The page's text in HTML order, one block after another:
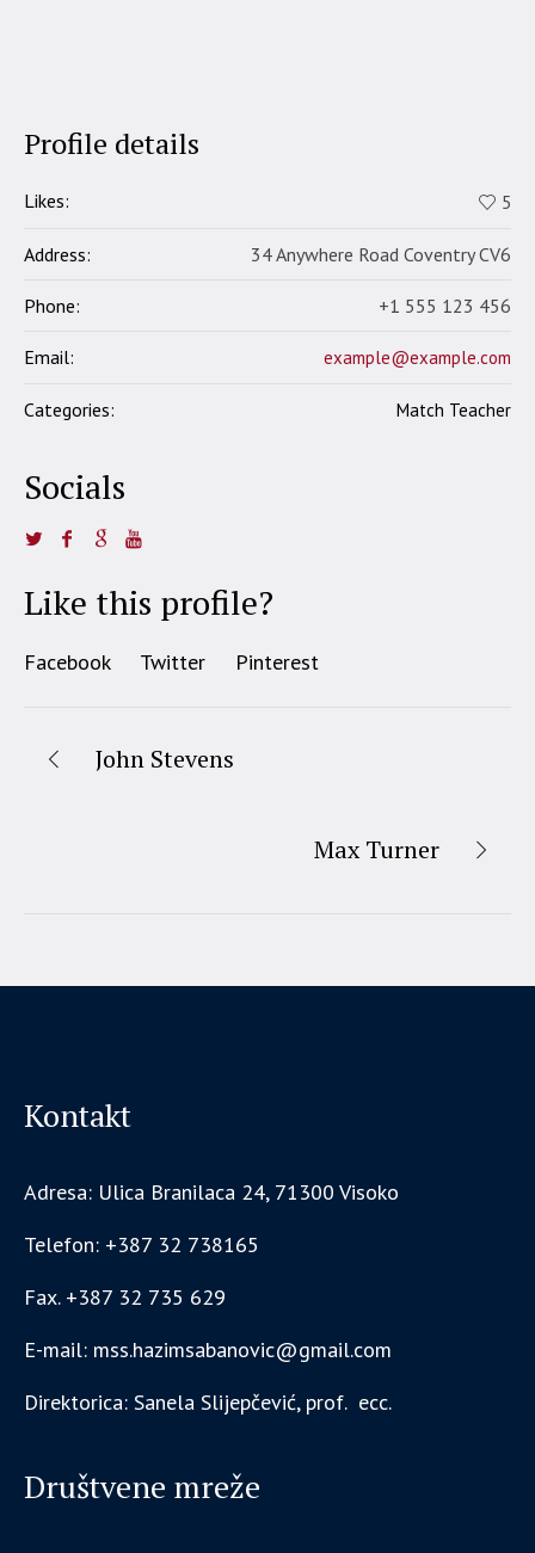
Profile details
Likes: 5
Address: 34 Anywhere Road Coventry CV6
Phone: +1 555 123 456
Email: example@example.com
Categories: Match Teacher
Socials
Like this profile?
Facebook Twitter Pinterest
John Stevens
Max Turner
Kontakt
Adresa: Ulica Branilaca 24, 71300 Visoko
Telefon: +387 32 738165
Fax. +387 32 735 629
E-mail: mss.hazimsabanovic@gmail.com
Direktorica: Sanela Slijepčević, prof. ecc.
Društvene mreže